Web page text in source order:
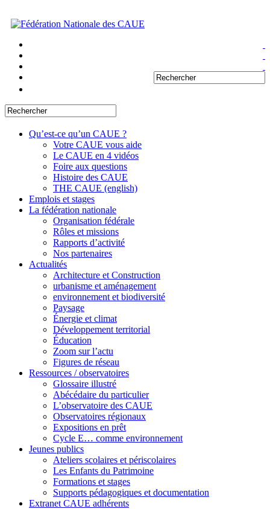
Qu’est-ce qu’un CAUE ?
Votre CAUE vous aide
Le CAUE en 4 vidéos
Foire aux questions
Histoire des CAUE
THE CAUE (english)
Emplois et stages
La fédération nationale
Organisation fédérale
Rôles et missions
Rapports d’activité
Nos partenaires
Actualités
Architecture et Construction
urbanisme et aménagement
environnement et biodiversité
Paysage
Énergie et climat
Développement territorial
Éducation
Zoom sur l’actu
Figures de réseau
Ressources / observatoires
Glossaire illustré
Abécédaire du particulier
L’observatoire des CAUE
Observatoires régionaux
Expositions en prêt
Cycle E… comme environnement
Jeunes publics
Ateliers scolaires et périscolaires
Les Enfants du Patrimoine
Formations et stages
Supports pédagogiques et documentation
Extranet CAUE adhérents